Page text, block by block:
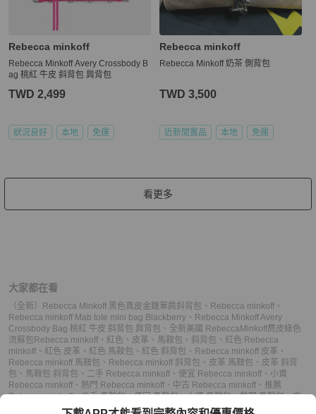
Rebecca minkoff
Rebecca Minkoff Avery Crossbody B
ag 桃紅 牛皮 斜背包 肩背包
TWD 2,499
狀況良好 本地 免運
Rebecca minkoff
Rebecca Minkoff 奶茶 側背包
TWD 3,500
近新閒置品 本地 免運
看更多
大家都在看
（全新）Rebecca Minkoff 黑色真皮金鏈單肩斜背包 、 Rebecca minkoff 、
Rebecca minkoff Mab tote mini bag Blackberry 、 Rebecca Minkoff Avery
Crossbody Bag 桃紅 牛皮 斜背包 肩背包 、 全新美國 RebeccaMinkoff麂皮綠色
流蘇包 Rebecca minkoff 、 紅色 、 皮革 、 馬鞍包 、 斜背包 、 紅色 Rebecca
minkoff 、 紅色 皮革 、 紅色 馬鞍包 、 紅色 斜背包 、 Rebecca minkoff 皮革 、
Rebecca minkoff 馬鞍包 、 Rebecca minkoff 斜背包 、 皮革 馬鞍包 、 皮革 斜背
包 、 馬鞍包 斜背包 、 二手 Rebecca minkoff 、 便宜 Rebecca minkoff 、 小資
Rebecca minkoff 、 熱門 Rebecca minkoff 、 中古 Rebecca minkoff 、 推薦
Rebecca minkoff、二手 馬鞍包、便宜 馬鞍包、小資 馬鞍包、熱門 馬鞍包、中
推薦 馬鞍包、二手 斜背包、便宜 斜背包、小資 斜背包